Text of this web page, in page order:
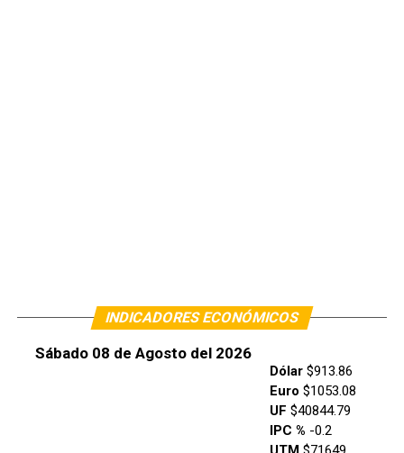
INDICADORES ECONÓMICOS
Sábado 08 de Agosto del 2026
Dólar$913.86
Euro $1053.08
UF $40844.79
IPC % -0.2